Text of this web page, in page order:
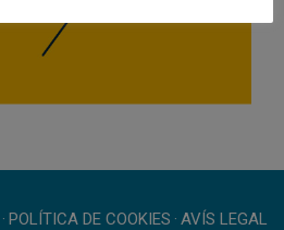
· POLÍTICA DE COOKIES · AVÍS LEGAL